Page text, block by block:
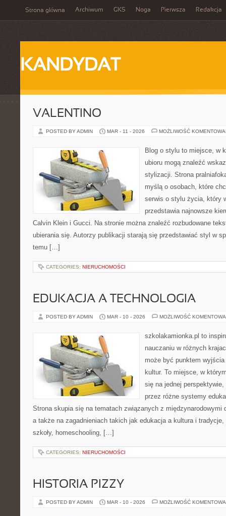
Strona główna Archiwum GKS Noga Pierwsza Redakcja
KANDYDAT
VALENTINO
POSTED BY ADMIN MAR - 11 - 2026 MOŻLIWOŚĆ
Blog o stylu to miejsce, w
ubioru mogą znaleźć
stylizacji. Strona
myślą o osobach, które
serwis o stylu życia, który
przedstawia najnowsze
Calvin Klein i Gucci. Na stronie można znaleźć rozbudowane
ubierania się. Autorzy publikacji starają się przedstawiać styl w
temu […]
CATEGORIES: NIERUCHOMOŚCI
EDUKACJA A TECHNOLOGIA
POSTED BY ADMIN MAR - 10 - 2026 MOŻLIWOŚĆ
szkolakamionka.pl to
nauczaniu w różnych
może być punktem
kultur. To miejsce, w
się na jednej
przez różne systemy
Strona skupia się na tematach związanych z międzynarodowymi
a także na zagadnieniach takich jak edukacja a kultura i
szkoły, homeschooling, […]
CATEGORIES: NIERUCHOMOŚCI
HISTORIA PIZZY
POSTED BY ADMIN MAR - 10 - 2026 MOŻLIWOŚĆ